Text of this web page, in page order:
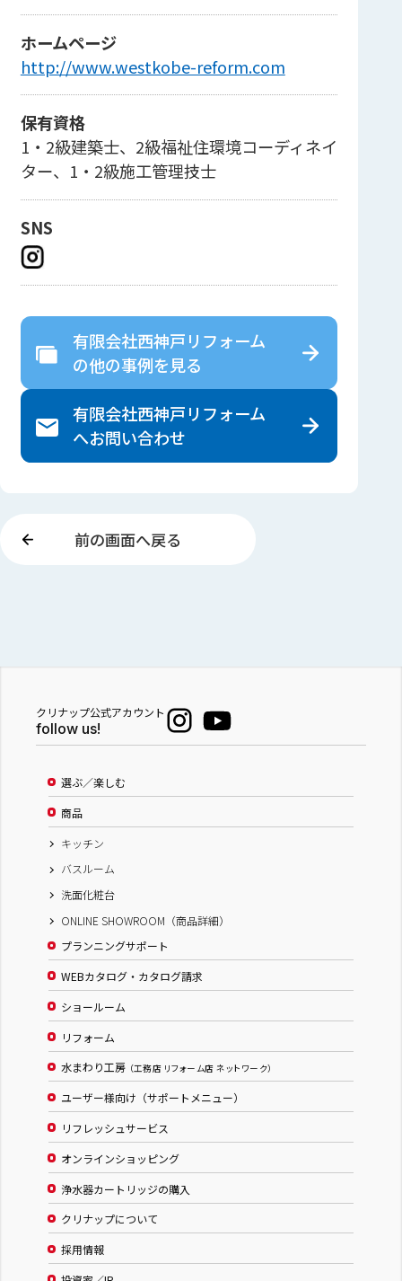
ホームページ
http://www.westkobe-reform.com
保有資格
1・2級建築士、2級福祉住環境コーディネイ
ター、1・2級施工管理技士
SNS
有限会社西神戸リフォーム
の他の事例を見る
有限会社西神戸リフォーム
へお問い合わせ
前の画面へ戻る
クリナップ公式アカウント
follow us!
選ぶ／楽しむ
商品
キッチン
バスルーム
洗面化粧台
ONLINE SHOWROOM（商品詳細）
プランニングサポート
WEBカタログ・カタログ請求
ショールーム
リフォーム
水まわり工房 （工務店 リフォーム店 ネットワーク）
ユーザー様向け（サポートメニュー）
リフレッシュサービス
オンラインショッピング
浄水器カートリッジの購入
クリナップについて
採用情報